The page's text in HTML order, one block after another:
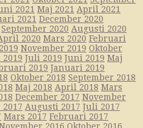
2021 Maj 2021 April 2021
2021 December 2020
September 2020 Augusti 2020
2020 Mars 2020 Februari
November 2019 Oktober
Juli 2019 Juni 2019 Maj
2019 Januari 2019
Oktober 2018 September 2018
Maj 2018 April 2018 Mars
December 2017 November
Augusti 2017 Juli 2017
Mars 2017 Februari 2017